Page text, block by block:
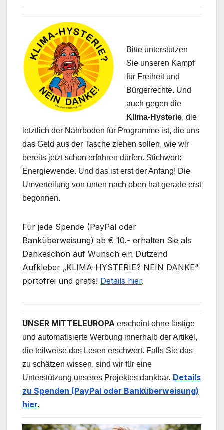
Bitte unterstützen
Sie unseren Kampf
für Freiheit und
Bürgerrechte. Und
auch gegen die
Klima-Hysterie, die
letztlich der Nährboden für Programme ist, die uns
das Geld aus der Tasche ziehen sollen, wie wir
bereits jetzt schon erfahren dürfen. Stichwort:
Energiewende. Und das ist erst der Anfang! Die
Umverteilung von unten nach oben hat gerade erst
begonnen.
Für jede Spende (PayPal oder
Banküberweisung) ab € 10.- erhalten Sie als
Dankeschön auf Wunsch ein Dutzend
Aufkleber „KLIMA-HYSTERIE? NEIN DANKE“
portofrei und gratis! Details hier.
UNSER MITTELEUROPA erscheint ohne lästige
und automatisierte Werbung innerhalb der Artikel,
die teilweise das Lesen erschwert. Falls Sie das
zu schätzen wissen, sind wir für eine
Unterstützung unseres Projektes dankbar. Details
zu Spenden (PayPal oder Banküberweisung)
hier.